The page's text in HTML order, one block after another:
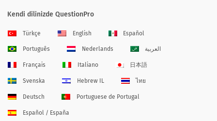
Kendi dilinizde QuestionPro
Türkçe English Español
Português Nederlands العربية
Français Italiano 日本語
Svenska Hebrew IL ไทย
Deutsch Portuguese de Portugal
Español / España